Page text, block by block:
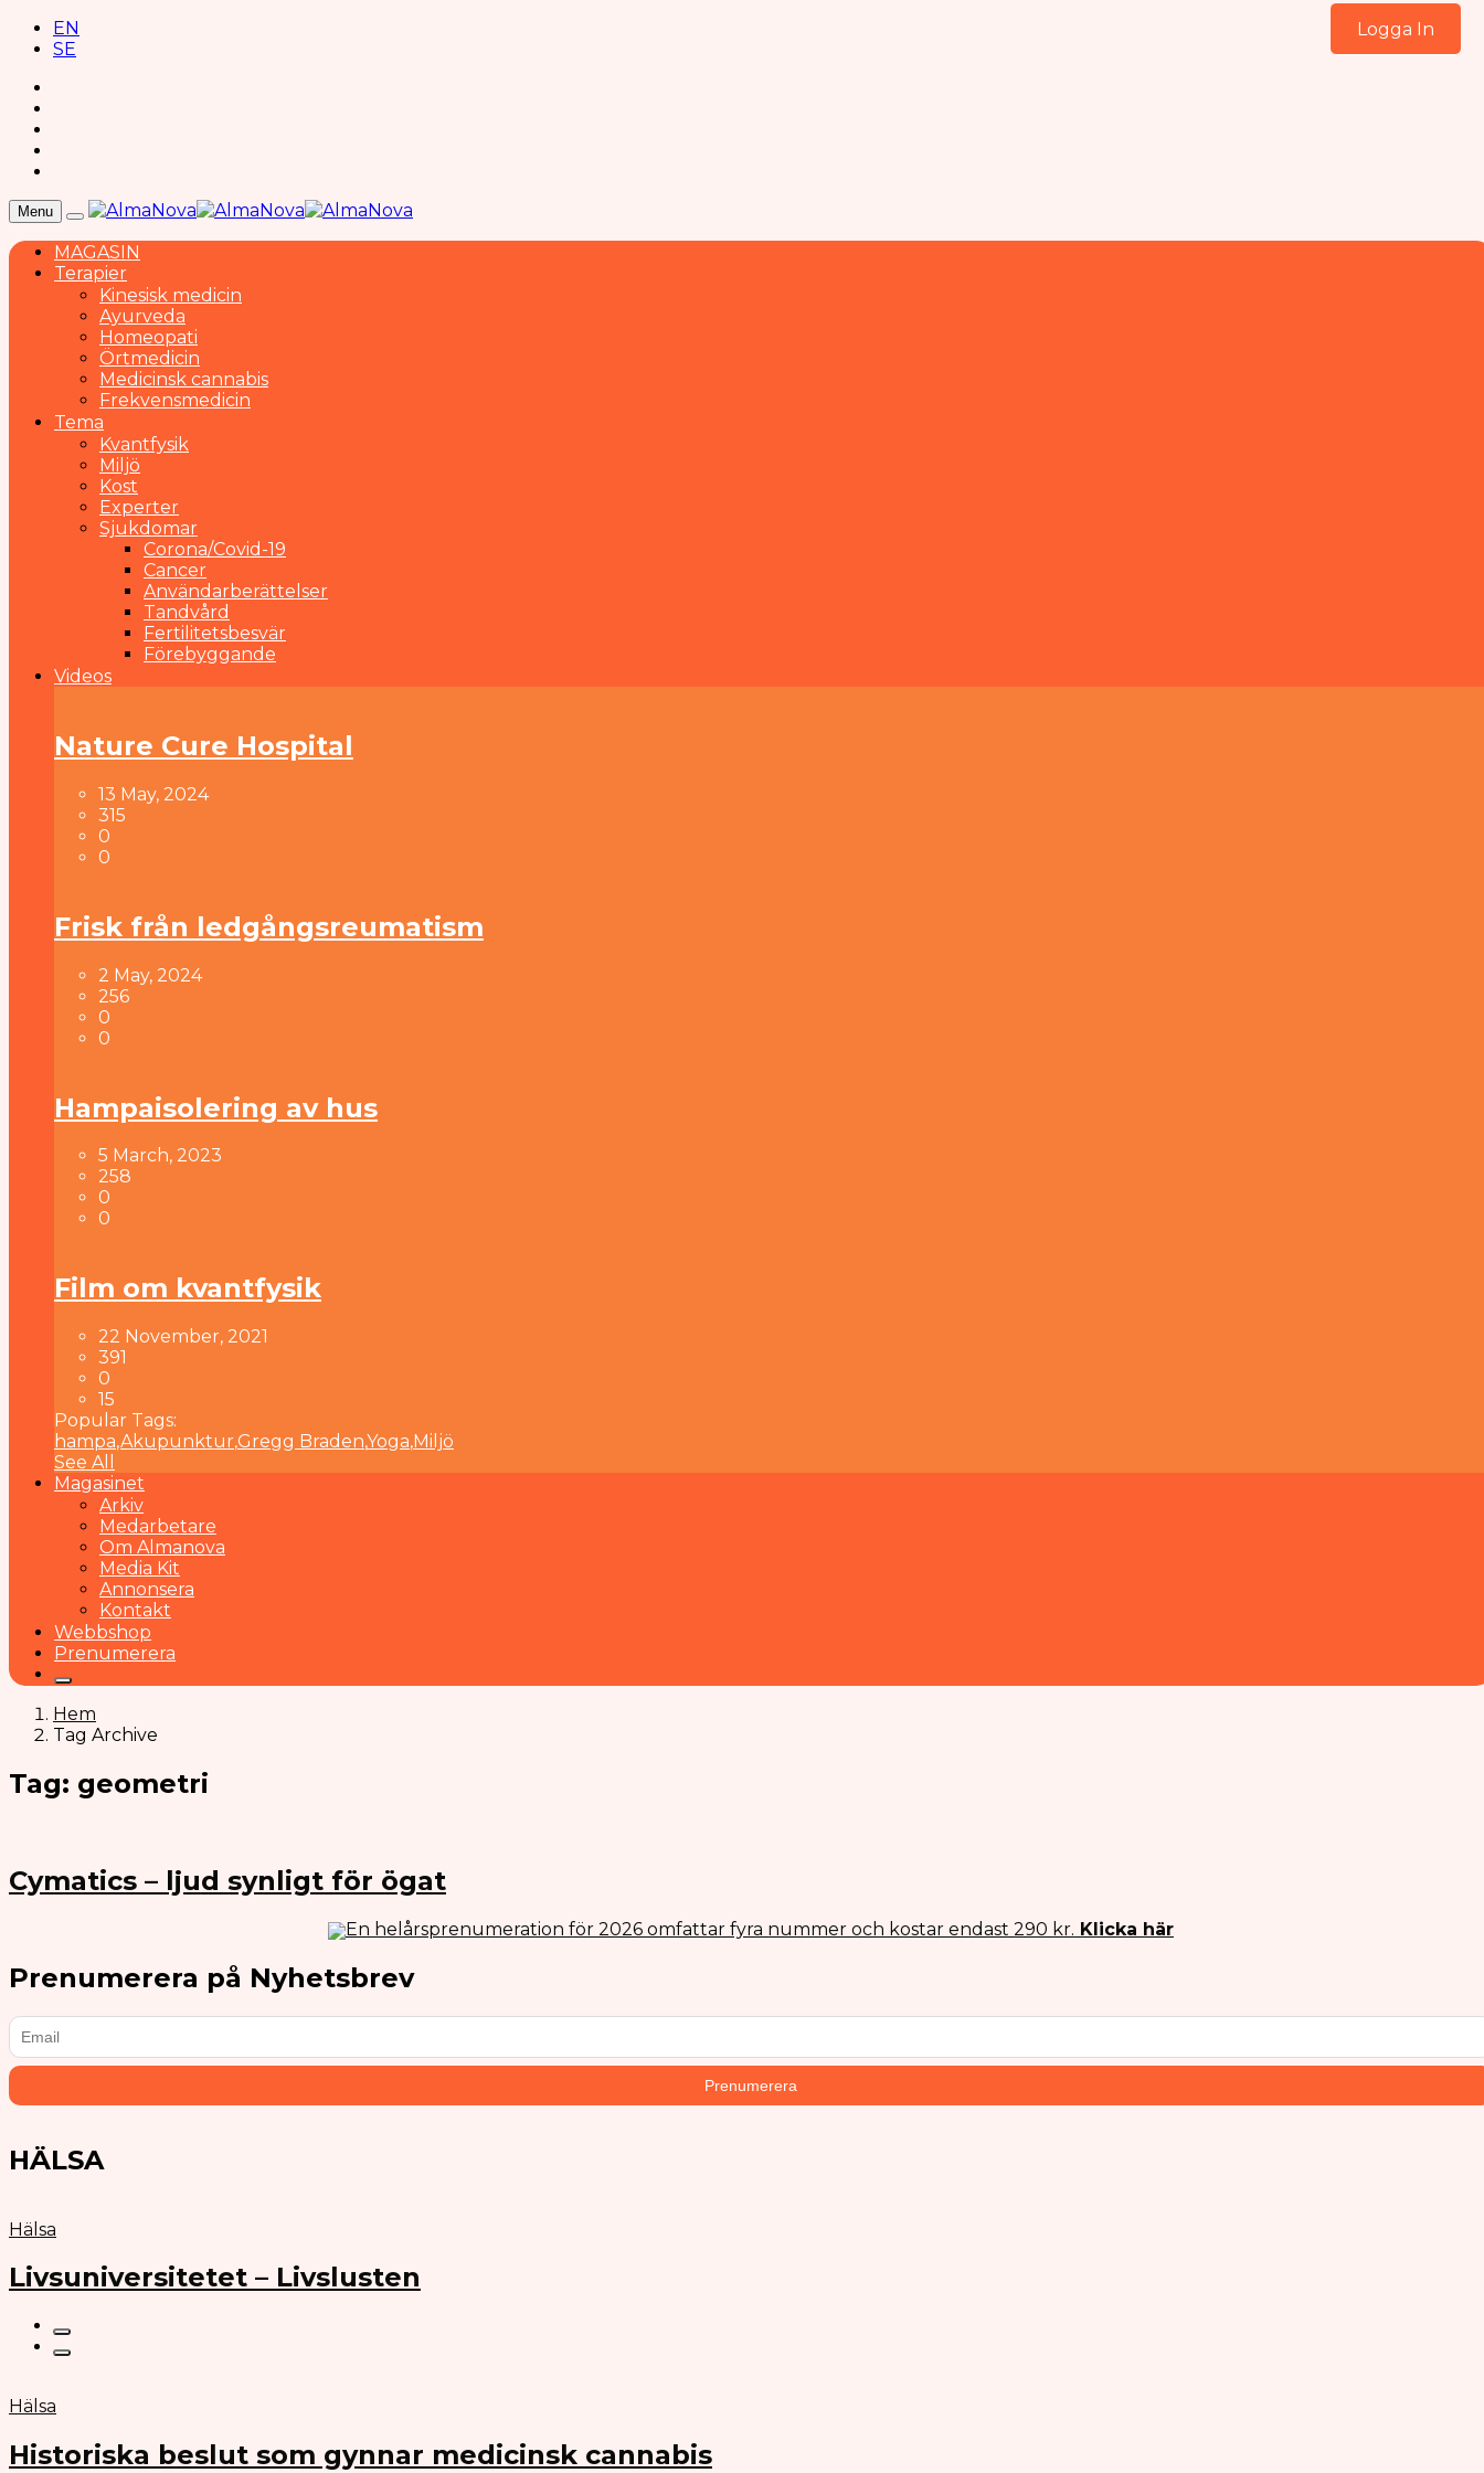
EN
SE
Menu
MAGASIN
Terapier
Kinesisk medicin
Ayurveda
Homeopati
Örtmedicin
Medicinsk cannabis
Frekvensmedicin
Tema
Kvantfysik
Miljö
Kost
Experter
Sjukdomar
Corona/Covid-19
Cancer
Användarberättelser
Tandvård
Fertilitetsbesvär
Förebyggande
Videos
Nature Cure Hospital
13 May, 2024
315
0
0
Frisk från ledgångsreumatism
2 May, 2024
256
0
0
Hampaisolering av hus
5 March, 2023
258
0
0
Film om kvantfysik
22 November, 2021
391
0
15
Popular Tags:
hampa,Akupunktur,Gregg Braden,Yoga,Miljö
See All
Magasinet
Arkiv
Medarbetare
Om Almanova
Media Kit
Annonsera
Kontakt
Webbshop
Prenumerera
Hem
Tag Archive
Tag: geometri
Cymatics – ljud synligt för ögat
En helårsprenumeration för 2026 omfattar fyra nummer och kostar endast 290 kr. Klicka här
Prenumerera på Nyhetsbrev
HÄLSA
Hälsa
Livsuniversitetet – Livslusten
Hälsa
Historiska beslut som gynnar medicinsk cannabis
Logga In